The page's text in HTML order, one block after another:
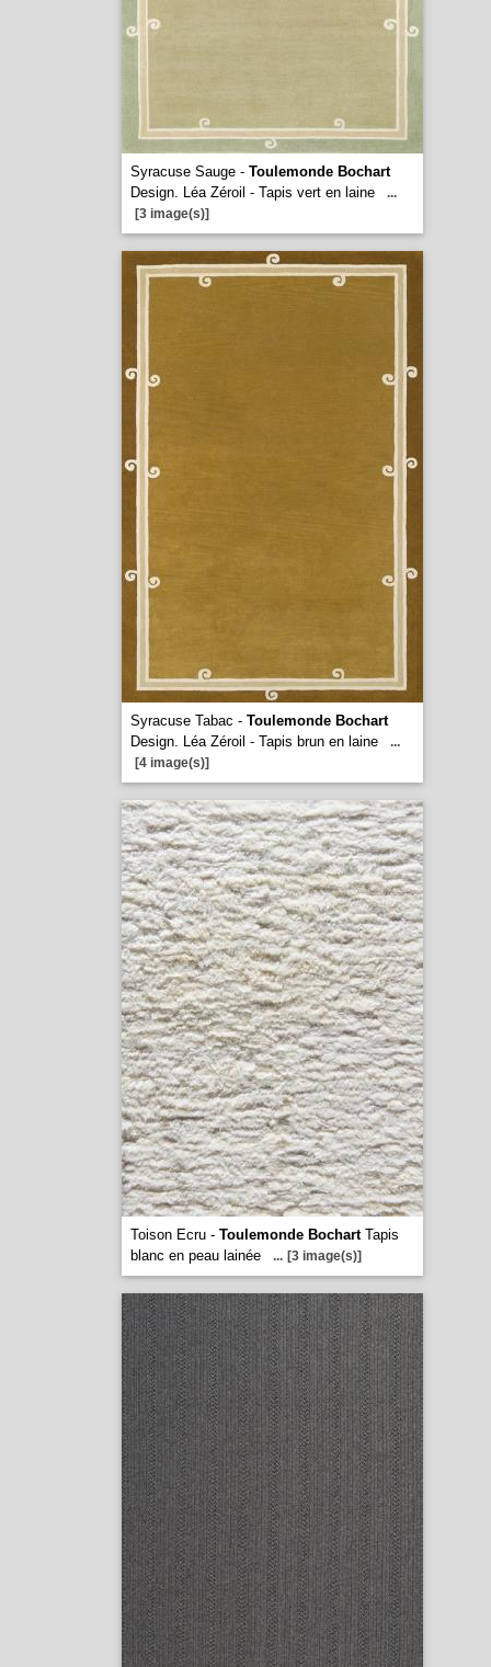
Syracuse Sauge - Toulemonde Bochart
Design. Léa Zéroil - Tapis vert en laine
...
[3 image(s)]
Syracuse Tabac - Toulemonde Bochart
Design. Léa Zéroil - Tapis brun en laine
...
[4 image(s)]
Toison Ecru - Toulemonde BochartTapis
blanc en peau lainée
... [3 image(s)]